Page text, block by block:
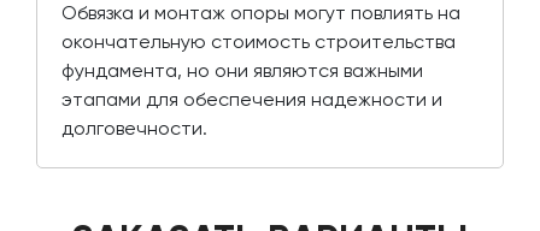
Обвязка и монтаж опоры могут повлиять на
окончательную стоимость строительства
фундамента, но они являются важными
этапами для обеспечения надежности и
долговечности.